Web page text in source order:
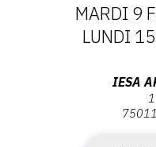
MARDI 9
LUNDI
IESA
75011